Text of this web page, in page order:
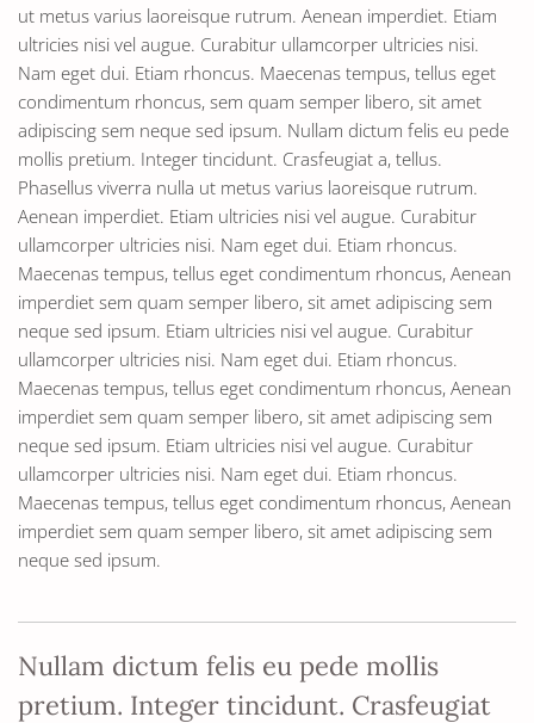
ut metus varius laoreisque rutrum. Aenean imperdiet. Etiam
ultricies nisi vel augue. Curabitur ullamcorper ultricies nisi.
Nam eget dui. Etiam rhoncus. Maecenas tempus, tellus eget
condimentum rhoncus, sem quam semper libero, sit amet
adipiscing sem neque sed ipsum. Nullam dictum felis eu pede
mollis pretium. Integer tincidunt. Crasfeugiat a, tellus.
Phasellus viverra nulla ut metus varius laoreisque rutrum.
Aenean imperdiet. Etiam ultricies nisi vel augue. Curabitur
ullamcorper ultricies nisi. Nam eget dui. Etiam rhoncus.
Maecenas tempus, tellus eget condimentum rhoncus, Aenean
imperdiet sem quam semper libero, sit amet adipiscing sem
neque sed ipsum. Etiam ultricies nisi vel augue. Curabitur
ullamcorper ultricies nisi. Nam eget dui. Etiam rhoncus.
Maecenas tempus, tellus eget condimentum rhoncus, Aenean
imperdiet sem quam semper libero, sit amet adipiscing sem
neque sed ipsum. Etiam ultricies nisi vel augue. Curabitur
ullamcorper ultricies nisi. Nam eget dui. Etiam rhoncus.
Maecenas tempus, tellus eget condimentum rhoncus, Aenean
imperdiet sem quam semper libero, sit amet adipiscing sem
neque sed ipsum.
Nullam dictum felis eu pede mollis
pretium. Integer tincidunt. Crasfeugiat